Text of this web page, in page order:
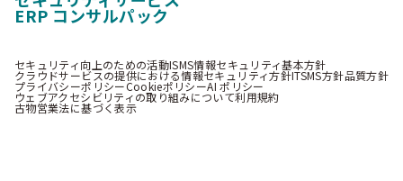
ERP コンサルパック
セキュリティ向上のための活動ISMS情報セキュリティ基本方針
クラウドサービスの提供における情報セキュリティ方針ITSMS方針品質方針
プライバシーポリシーCookieポリシーAI ポリシー
ウェブアクセシビリティの取り組みについて利用規約
古物営業法に基づく表示